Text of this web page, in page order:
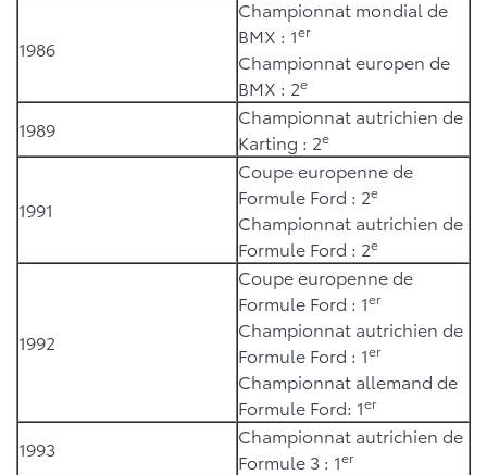
1986
Championnat mondial de
BMX : 1er
Championnat europen de
BMX : 2e
1989
Championnat autrichien de
Karting : 2e
1991
Coupe europenne de
Formule Ford : 2e
Championnat autrichien de
Formule Ford : 2e
1992
Coupe europenne de
Formule Ford : 1er
Championnat autrichien de
Formule Ford : 1er
Championnat allemand de
Formule Ford: 1er
1993
Championnat autrichien de
Formule 3 : 1er